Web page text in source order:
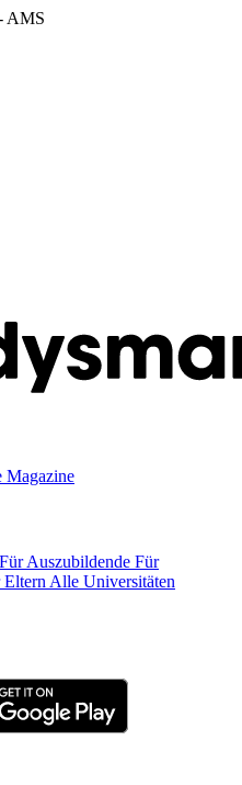
AMS
Magazine
Für Auszubildende Für
Eltern Alle Universitäten